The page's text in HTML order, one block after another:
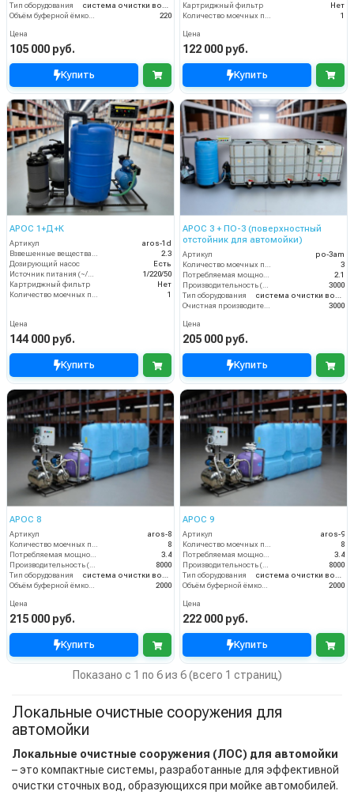
Тип оборудования
220
Цена
105 000 руб.
Купить
Картриджный фильтр
Нет
1
Цена
122 000 руб.
Купить
АРОС 1+Д+К
Артикул
aros-1d
Взвешенные вещества (мл/л)
2.3
Дозирующий насос
Есть
Источник питания (~/В/Гц)
1/220/50
Картриджный фильтр
Нет
Количество моечных постов (шт)
1
Цена
144 000 руб.
Купить
АРОС 3 + ПО-3 (поверхностный
отстойник для автомойки)
Артикул
po-3am
Количество моечных постов (шт)
3
Потребляемая мощность (кВт)
2.1
Производительность (л/ч)
3000
Тип оборудования
система очистки воды
Очистная производительность (л/ч)
3000
Цена
205 000 руб.
Купить
АРОС 8
Артикул
aros-8
Количество моечных постов (шт)
8
Потребляемая мощность (кВт)
3.4
Производительность (л/ч)
8000
Тип оборудования
система очистки воды
Объём буферной ёмкости (л)
2000
Цена
215 000 руб.
Купить
АРОС 9
Артикул
aros-9
Количество моечных постов (шт)
8
Потребляемая мощность (кВт)
3.4
Производительность (л/ч)
8000
Тип оборудования
система очистки воды
Объём буферной ёмкости (л)
2000
Цена
222 000 руб.
Купить
Показано с 1 по 6 из 6 (всего 1 страниц)
Локальные очистные сооружения для
автомойки
Локальные очистные сооружения (ЛОС) для автомойки
– это компактные системы, разработанные для эффективной
очистки сточных вод, образующихся при мойке автомобилей.